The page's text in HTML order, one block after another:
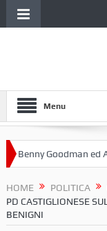
Menu
Goodman ed
HOME POLITICA
PD CASTIGLIONESE
BENIGNI